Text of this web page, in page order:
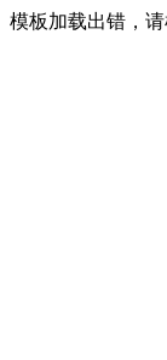
模板加载出错，